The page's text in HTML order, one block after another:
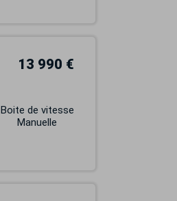
13 990 €
Boite de vitesse
Manuelle